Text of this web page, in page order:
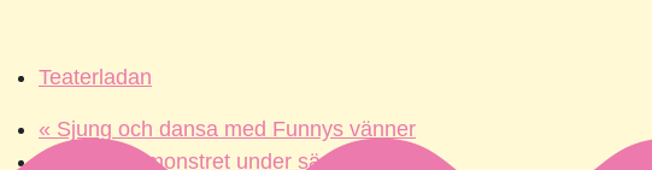
Teaterladan
« Sjung och dansa med Funnys vänner
Funny och monstret under sängen 🧸